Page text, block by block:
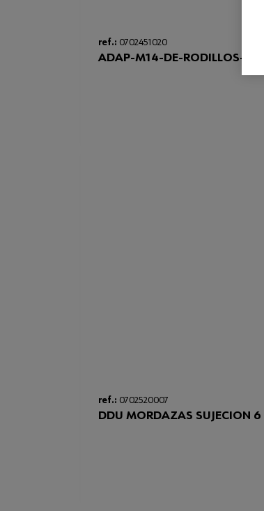
ref.: 0702451020
ADAP-M14-DE-RODILLOS-
ref.: 0702520007
DDU MORDAZAS SUJECION 6